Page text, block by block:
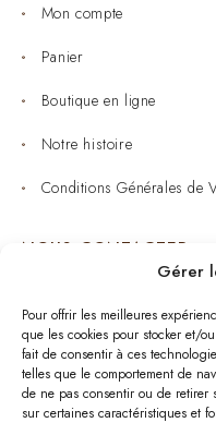
Gérer
Pour offrir les meilleures
que les cookies pour stocker et/
fait de consentir à ces
telles que le comportement de
de ne pas consentir ou de retirer
sur certaines caractéristiques et
Mon compte
Panier
Boutique en ligne
Notre histoire
Conditions Générales de
NOUS CONTACTER
Bijouterie : 05 53 53
Mardi au Samedi: